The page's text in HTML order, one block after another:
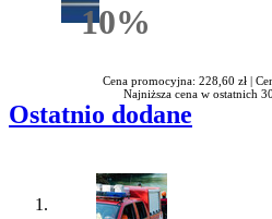
10%Rabatu
Cena promocyjna: 228,60 zł |
Najniższa cena w ostatnich
Ostatnio dodane